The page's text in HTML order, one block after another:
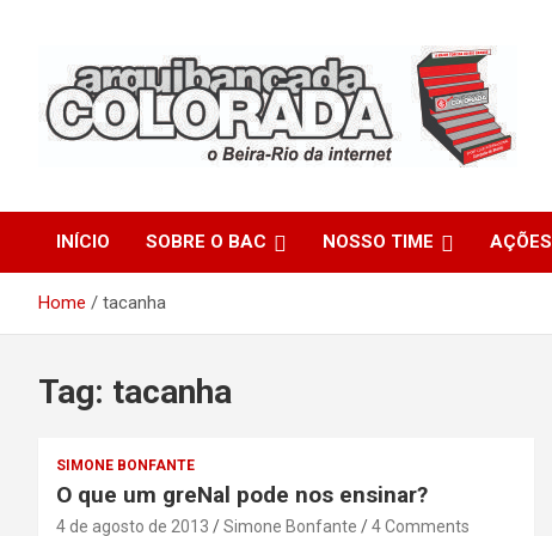
Arquibancada Colorada
INÍCIO SOBRE O BAC NOSSO TIME AÇÕES
Home tacanha
Tag: tacanha
SIMONE BONFANTE
O que um greNal pode nos ensinar?
4 de agosto de 2013 Simone Bonfante 4 Comments